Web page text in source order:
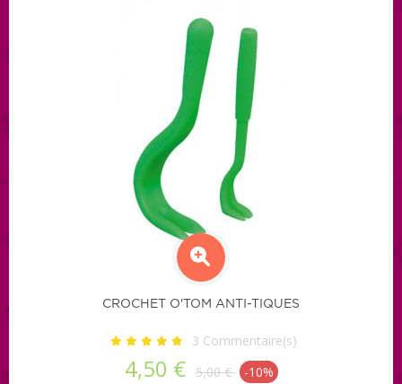
CROCHET O'TOM ANTI-TIQUES
3 Commentaire(s)
4,50 € 5,00 € -10%